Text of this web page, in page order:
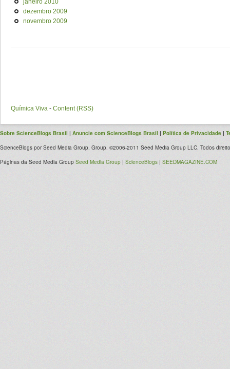
janeiro 2010
dezembro 2009
novembro 2009
Química Viva - Content (RSS)
Sobre ScienceBlogs Brasil | Anuncie com ScienceBlogs Brasil | Política de Privacidade |
ScienceBlogs por Seed Media Group. Group. ©2006-2011 Seed Media Group LLC. Todos
Páginas da Seed Media Group Seed Media Group | ScienceBlogs | SEEDMAGAZINE.COM